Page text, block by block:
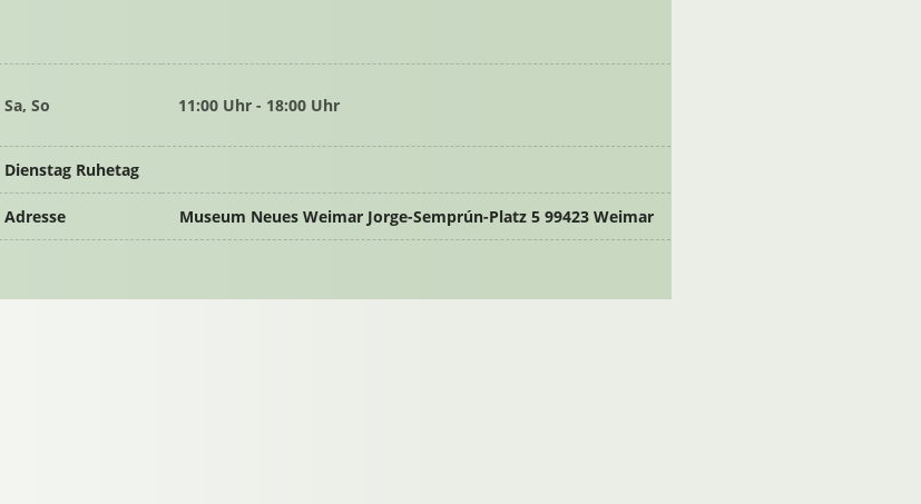
Sa, So 11:00 Uhr - 18:00 Uhr
Dienstag Ruhetag
Adresse Museum Neues Weimar Jorge-Semprún-Platz 5 99423 Weimar